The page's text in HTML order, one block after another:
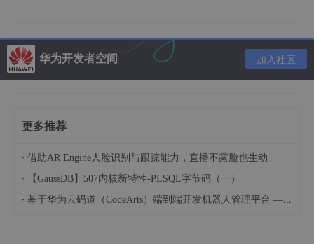
3.执行patch-package
npx patch-package mockjs
华为开发者空间 加入社区
更多推荐
· 借助AR Engine人脸识别与跟踪能力，直播不露脸也生动
· 【GaussDB】507内核新特性-PLSQL字节码（一）
· 基于华为云码道（CodeArts）端到端开发机器人管理平台 — 实操指导文档